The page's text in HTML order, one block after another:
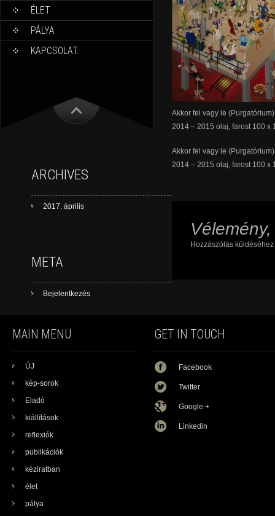
ÉLET
PÁLYA
KAPCSOLAT.
Akkor fel vagy le (Purgatórium)
2014 – 2015 olaj, farost 100 x
Akkor fel vagy le (Purgatórium)
2014 – 2015 olaj, farost 100 x
Hozzászólás küldéséhez
ARCHIVES
2017. április
META
Bejelentkezés
MAIN MENU
ÚJ
kép-sorok
Eladó
kiállítások
reflexiók
publikációk
kéziratban
élet
pálya
GET IN TOUCH
Facebook
Twitter
Google +
Linkedin